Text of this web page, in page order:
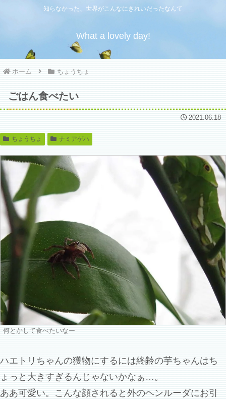
知らなかった、世界がこんなにきれいだったなんて
What a lovely day!
ホーム ちょうちょ
ごはん食べたい
2021.06.18
ちょうちょ ナミアゲハ
何とかして食べたいなー
ハエトリちゃんの獲物にするには終齢の芋ちゃんはち
ょっと大きすぎるんじゃないかなぁ…。
ああ可愛い。こんな顔されると外のヘンルーダにお引